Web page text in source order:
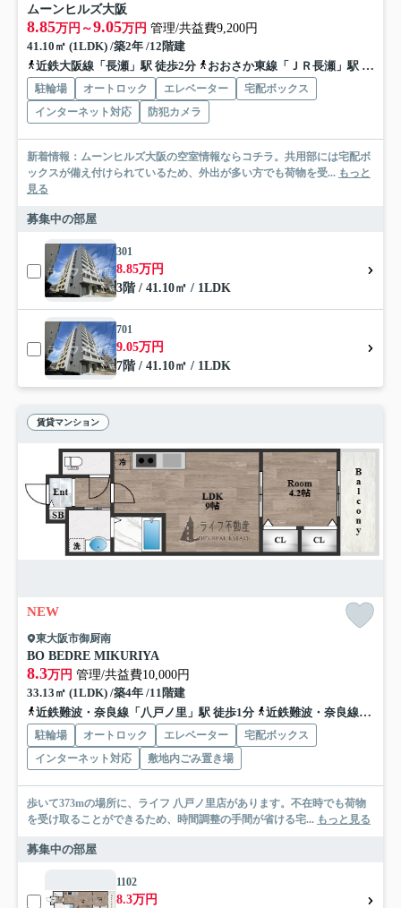
ムーンヒルズ大阪
8.85万円～9.05万円 管理/共益費9,200円
41.10㎡ (1LDK) /築2年 /12階建
近鉄大阪線「長瀬」駅 徒歩2分
おおさか東線「ＪＲ長瀬」駅 徒歩12分
駐輪場 オートロック エレベーター
宅配ボックス
インターネット対応
防犯カメラ
新着情報：ムーンヒルズ大阪の空室情報ならコチラ。共用部には宅配ボ
ックスが備え付けられているため、外出が多い方でも荷物を受... もっと
見る
募集中の部屋
301
8.85万円
3階 / 41.10㎡ / 1LDK
701
9.05万円
7階 / 41.10㎡ / 1LDK
賃貸マンション
NEW
東大阪市御厨南
BO BEDRE MIKURIYA
8.3万円 管理/共益費10,000円
33.13㎡ (1LDK) /築4年 /11階建
近鉄難波・奈良線「八戸ノ里」駅 徒歩1分
近鉄難波・奈良線「河内小阪」駅 徒歩10分
駐輪場 オートロック エレベーター
宅配ボックス
インターネット対応
敷地内ごみ置き場
歩いて373mの場所に、ライフ 八戸ノ里店があります。不在時でも荷物
を受け取ることができるため、時間調整の手間が省ける宅... もっと見る
募集中の部屋
1102
8.3万円